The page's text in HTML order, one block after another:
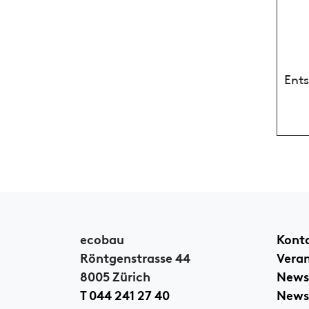
ecobau
Röntgenstrasse 44
8005 Zürich
T 044 241 27 40
News